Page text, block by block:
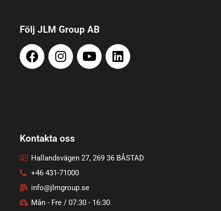
Följ JLM Group AB
Kontakta oss
Hallandsvägen 27, 269 36 BÅSTAD
+46 431-71000
info@jlmgroup.se
Mån - Fre / 07:30 - 16:30